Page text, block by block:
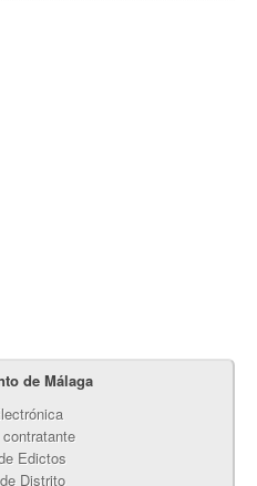
de Málaga
Edictos
Distrito